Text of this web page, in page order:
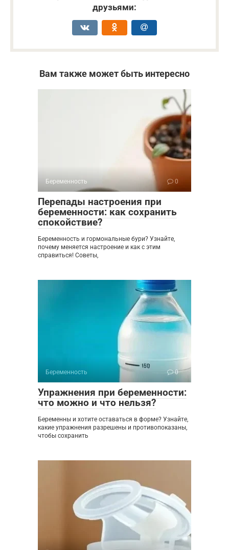
друзьями:
Вам также может быть интересно
Беременность 0
Перепады настроения при
беременности: как сохранить
спокойствие?
Беременность и гормональные бури? Узнайте,
почему меняется настроение и как с этим
справиться! Советы,
Беременность 0
Упражнения при беременности:
что можно и что нельзя?
Беременны и хотите оставаться в форме? Узнайте,
какие упражнения разрешены и противопоказаны,
чтобы сохранить